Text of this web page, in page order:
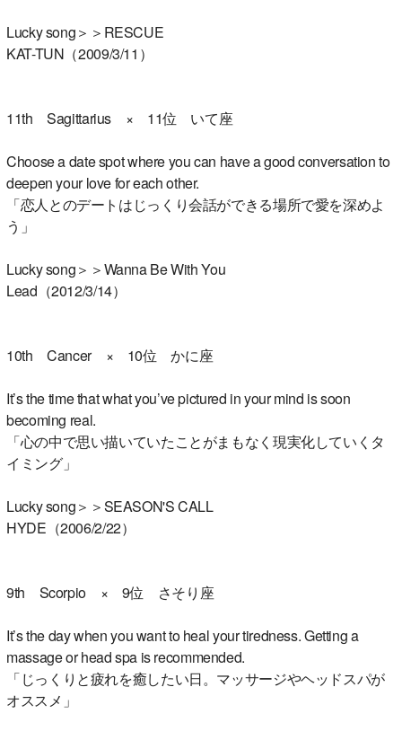
Lucky song＞＞RESCUE
KAT-TUN（2009/3/11）
11th Sagittarius × 11位 いて座
Choose a date spot where you can have a good conversation to
deepen your love for each other.
「恋人とのデートはじっくり会話ができる場所で愛を深めよ
う」
Lucky song＞＞Wanna Be With You
Lead（2012/3/14）
10th Cancer × 10位 かに座
It’s the time that what you’ve pictured in your mind is soon
becoming real.
「心の中で思い描いていたことがまもなく現実化していくタ
イミング」
Lucky song＞＞SEASON'S CALL
HYDE（2006/2/22）
9th Scorpio × 9位 さそり座
It’s the day when you want to heal your tiredness. Getting a
massage or head spa is recommended.
「じっくりと疲れを癒したい日。マッサージやヘッドスパが
オススメ」